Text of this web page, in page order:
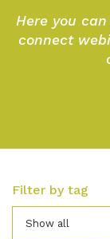
Here you
connect
Filter by tag
Show all